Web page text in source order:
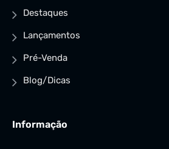
Destaques
Lançamentos
Pré-Venda
Blog/Dicas
Informação